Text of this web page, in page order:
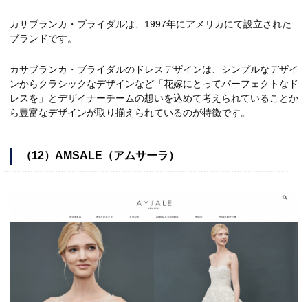
カサブランカ・ブライダルは、1997年にアメリカにて設立された
ブランドです。
カサブランカ・ブライダルのドレスデザインは、シンプルなデザイ
ンからクラシックなデザインなど「花嫁にとってパーフェクトなド
レスを」とデザイナーチームの想いを込めて考えられていることか
ら豊富なデザインが取り揃えられているのが特徴です。
（12）AMSALE（アムサーラ）